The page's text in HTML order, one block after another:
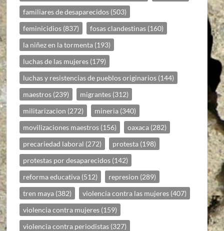
familiares de desaparecidos (503)
feminicidios (837) fosas clandestinas (160)
la niñez en la tormenta (193)
luchas de las mujeres (179)
luchas y resistencias de pueblos originarios (144)
maestros (239) migrantes (312)
militarizacion (272) mineria (340)
movilizaciones maestros (156) oaxaca (282)
precariedad laboral (272) protesta (198)
protestas por desaparecidos (142)
reforma educativa (512) represion (289)
tren maya (382) violencia contra las mujeres (407)
violencia contra mujeres (159)
violencia contra periodistas (327)